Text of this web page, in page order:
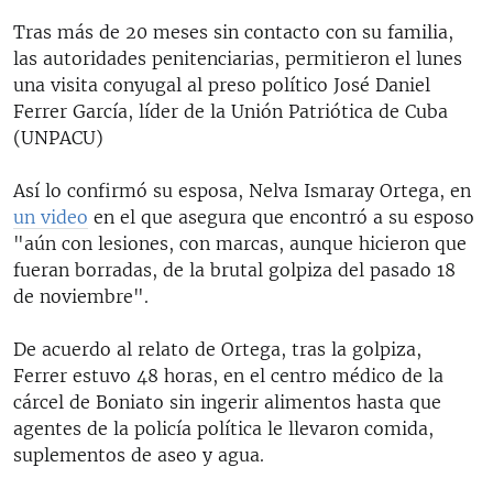
Tras más de 20 meses sin contacto con su familia,
las autoridades penitenciarias, permitieron el lunes
una visita conyugal al preso político José Daniel
Ferrer García, líder de la Unión Patriótica de Cuba
(UNPACU)
Así lo confirmó su esposa, Nelva Ismaray Ortega, en
un video en el que asegura que encontró a su esposo
"aún con lesiones, con marcas, aunque hicieron que
fueran borradas, de la brutal golpiza del pasado 18
de noviembre".
De acuerdo al relato de Ortega, tras la golpiza,
Ferrer estuvo 48 horas, en el centro médico de la
cárcel de Boniato sin ingerir alimentos hasta que
agentes de la policía política le llevaron comida,
suplementos de aseo y agua.